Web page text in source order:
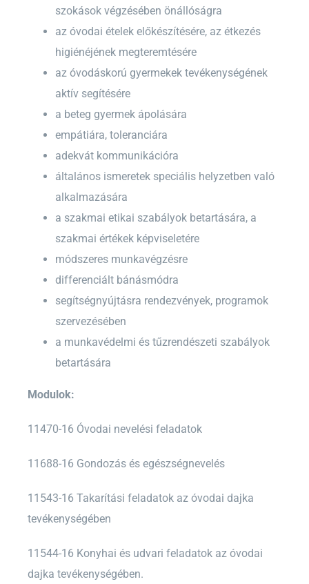
szokások végzésében önállóságra
az óvodai ételek előkészítésére, az étkezés
higiénéjének megteremtésére
az óvodáskorú gyermekek tevékenységének
aktív segítésére
a beteg gyermek ápolására
empátiára, toleranciára
adekvát kommunikációra
általános ismeretek speciális helyzetben való
alkalmazására
a szakmai etikai szabályok betartására, a
szakmai értékek képviseletére
módszeres munkavégzésre
differenciált bánásmódra
segítségnyújtásra rendezvények, programok
szervezésében
a munkavédelmi és tűzrendészeti szabályok
betartására
Modulok:
11470-16 Óvodai nevelési feladatok
11688-16 Gondozás és egészségnevelés
11543-16 Takarítási feladatok az óvodai dajka
tevékenységében
11544-16 Konyhai és udvari feladatok az óvodai
dajka tevékenységében.